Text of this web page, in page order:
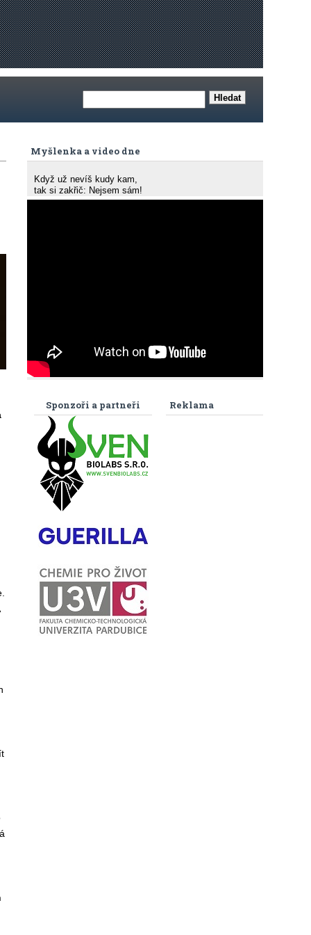
Myšlenka a video dne
Když už nevíš kudy kam,
tak si zakřič: Nejsem sám!
Reklama
Sponzoři a partneři